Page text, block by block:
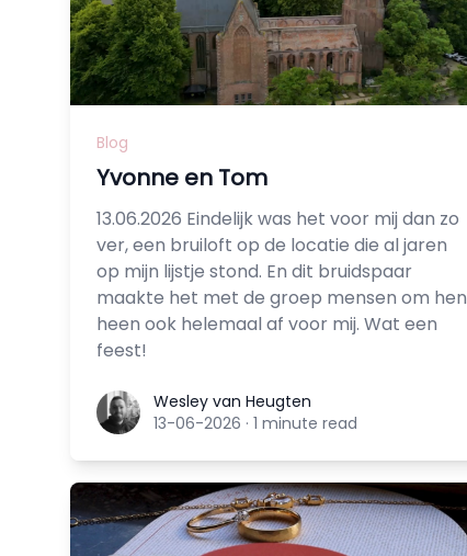
Blog
Yvonne en Tom
13.06.2026 Eindelijk was het voor mij dan zo
ver, een bruiloft op de locatie die al jaren
op mijn lijstje stond. En dit bruidspaar
maakte het met de groep mensen om hen
heen ook helemaal af voor mij. Wat een
feest!
Wesley van Heugten
Wesley van Heugten
13-06-2026 · 1 minute read